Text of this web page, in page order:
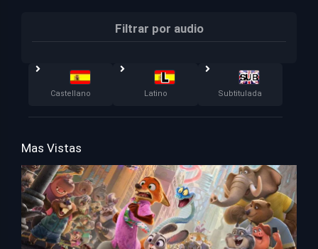
Filtrar por audio
Castellano Latino Subtitulada
Mas Vistas